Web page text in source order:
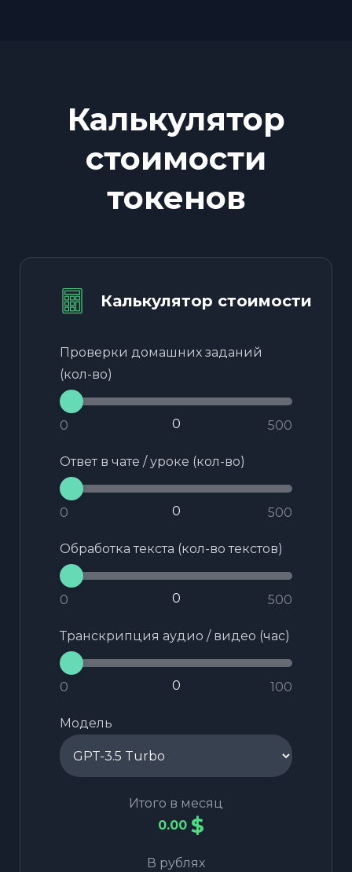
Калькулятор
стоимости
токенов
Калькулятор стоимости
Проверки домашних заданий
(кол-во)
0 500
Ответ в чате / уроке (кол-во)
0 500
Обработка текста (кол-во текстов)
0 500
Транскрипция аудио / видео (час)
0 100
Модель
Итого в месяц
$
0.00
В рублях